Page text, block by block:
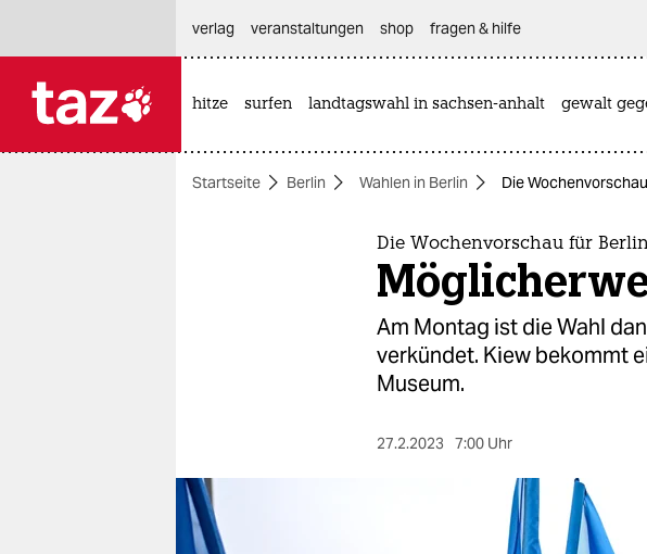
themen
berlin
nord
verlag
veranstaltungen shop fragen & hilfe
hitze surfen landtagswahl in sachsen-anhalt gewalt
Startseite Berlin Wahlen in Berlin Die
Die Wochenvorschau für
Am Montag ist die Wahl
verkündet. Kiew bekommt
Museum.
27.2.2023 7:00 Uhr